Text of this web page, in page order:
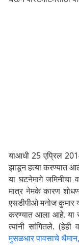
याआधी 25 एप्रिल
झाडून हत्या करण्यात
या घटनेमागे
मात्र नेमके कारण
एसडीपीओ मनोज कुमार
करण्यात आला आहे. या
त्यांनी सांगितले. (हेही
मुसळधार पावसाचे